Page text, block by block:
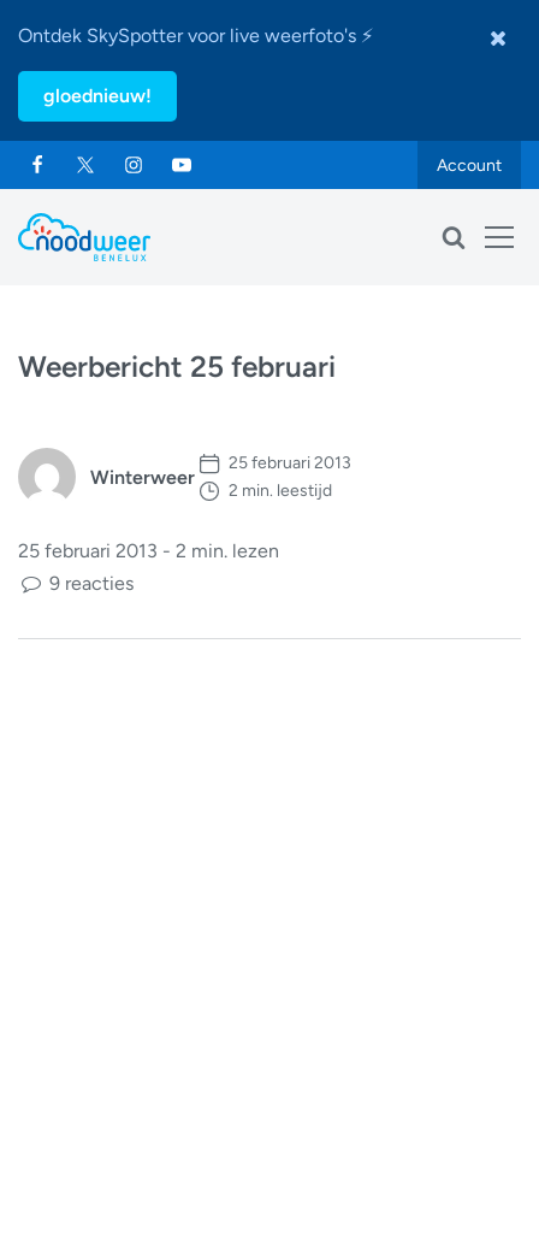
Ontdek SkySpotter voor live weerfoto's ⚡
gloednieuw!
Account
Weerbericht 25 februari
Winterweer
25 februari 2013
2 min. leestijd
25 februari 2013 - 2 min. lezen
9 reacties